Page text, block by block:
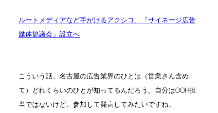
ルートメディアなど手がけるアクシコ、『サイネージ広告
媒体協議会』設立へ
こういう話、名古屋の広告業界のひとは（営業さん含め
て）どれくらいのひとが知ってるんだろう。自分はOOH担
当ではないけど、参加して発言してみたいですね。